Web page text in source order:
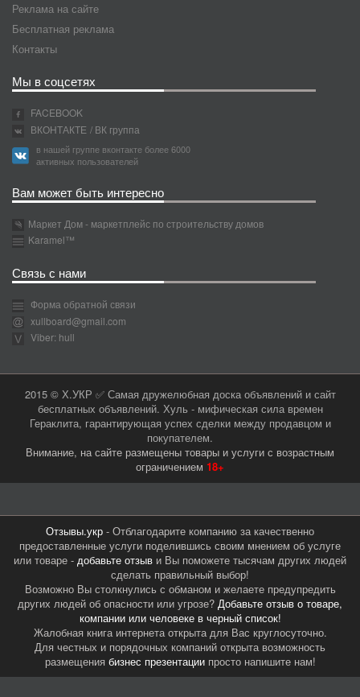
Реклама на сайте
Бесплатная реклама
Контакты
Мы в соцсетях
FACEBOOK
ВКОНТАКТЕ / ВК группа
в нашей группе вконтакте более 6000
активных пользователей
Вам может быть интересно
Маркет Дом - маркетплейс по строительству домов
Karamel™
Связь с нами
Форма обратной связи
xullboard@gmail.com
Viber: hull
2015 © Х.УКР ✅ Самая дружелюбная доска объявлений и сайт
бесплатных объявлений. Хуль - мифическая сила времен
Гераклита, гарантирующая успех сделки между продавцом и
покупателем.
Внимание, на сайте размещены товары и услуги с возрастным
ограничением 18+
Отзывы.укр - Отблагодарите компанию за качественно
предоставленные услуги поделившись своим мнением об услуге
или товаре - добавьте отзыв и Вы поможете тысячам других людей
сделать правильный выбор!
Возможно Вы столкнулись с обманом и желаете предупредить
других людей об опасности или угрозе? Добавьте отзыв о товаре,
компании или человеке в черный список!
Жалобная книга интернета открыта для Вас круглосуточно.
Для честных и порядочных компаний открыта возможность
размещения бизнес презентациипросто напишите нам!